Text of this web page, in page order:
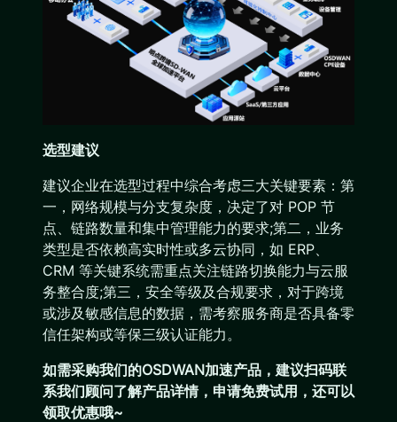
选型建议
建议企业在选型过程中综合考虑三大关键要素：第
一，网络规模与分支复杂度，决定了对 POP 节
点、链路数量和集中管理能力的要求;第二，业务
类型是否依赖高实时性或多云协同，如 ERP、
CRM 等关键系统需重点关注链路切换能力与云服
务整合度;第三，安全等级及合规要求，对于跨境
或涉及敏感信息的数据，需考察服务商是否具备零
信任架构或等保三级认证能力。
如需采购我们的OSDWAN加速产品，建议扫码联
系我们顾问了解产品详情，申请免费试用，还可以
领取优惠哦~